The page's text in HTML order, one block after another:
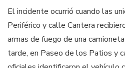
El incidente ocurrió cuando las
Periférico y calle Cantera
armas de fuego de una
tarde, en Paseo de los Patios y